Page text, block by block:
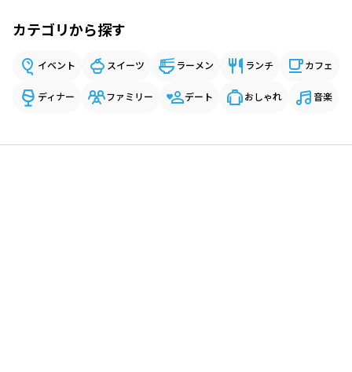
カテゴリから探す
イベント スイーツ ラーメン ランチ カフェ
ディナー ファミリー デート おしゃれ 音楽